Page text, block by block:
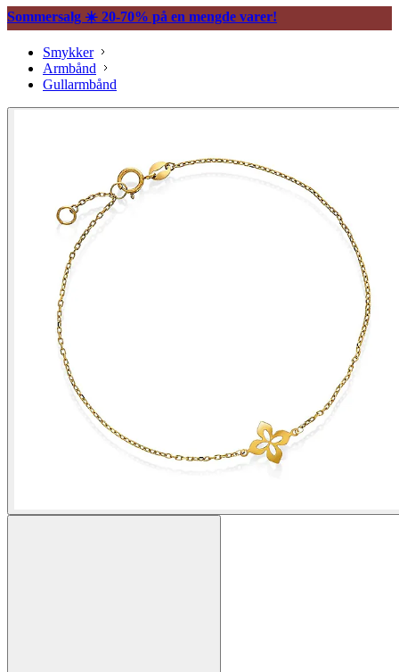
Sommersalg ☀️ 20-70% på en mengde varer!
Smykker
Armbånd
Gullarmbånd